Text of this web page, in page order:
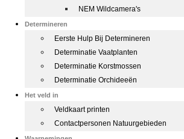
NEM Wildcamera's
Determineren
Eerste Hulp Bij Determineren
Determinatie Vaatplanten
Determinatie Korstmossen
Determinatie Orchideeën
Het veld in
Veldkaart printen
Contactpersonen Natuurgebieden